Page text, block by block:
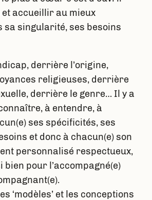
accueillir au mieux
sa singularité, ses besoins
derrière l’origine,
religieuses, derrière
derrière le genre… Il y a
à entendre, à
ses spécificités, ses
et donc à chacun(e) son
personnalisé respectueux,
bien pour l’accompagné(e)
‘modèles’ et les conceptions